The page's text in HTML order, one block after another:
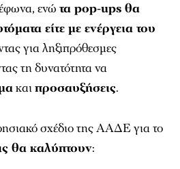
ενώ τα pop-ups θα
είτε με ενέργεια του
για ληξιπρόθεσμες
τη δυνατότητα να
καιπροσαυξήσεις.
σχέδιο της ΑΑΔΕ για το
θα καλύπτουν: